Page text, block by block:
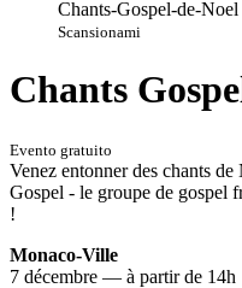
Scansionami
Chants
Evento gratuito
Venez entonner des chants
Gospel - le groupe de gospel
!
Monaco-Ville
7 décembre — à partir de 14h